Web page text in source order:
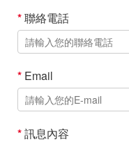
*聯絡電話
* Email
*訊息內容